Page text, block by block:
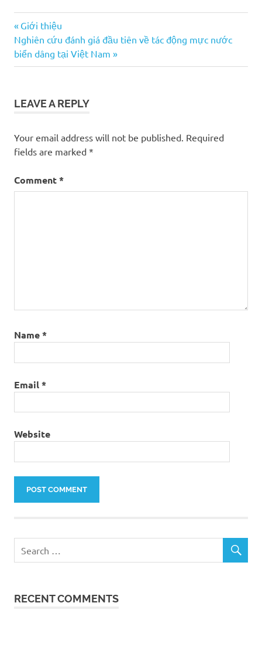
Post
navigation
Previous
Post:
Giới thiệu
Next
Post:
Nghiên cứu đánh giá đầu tiên về tác động mực nước
biển dâng tại Việt Nam
LEAVE A REPLY
Your email address will not be published. Required
fields are marked *
Comment*
Name*
Email*
Website
RECENT COMMENTS